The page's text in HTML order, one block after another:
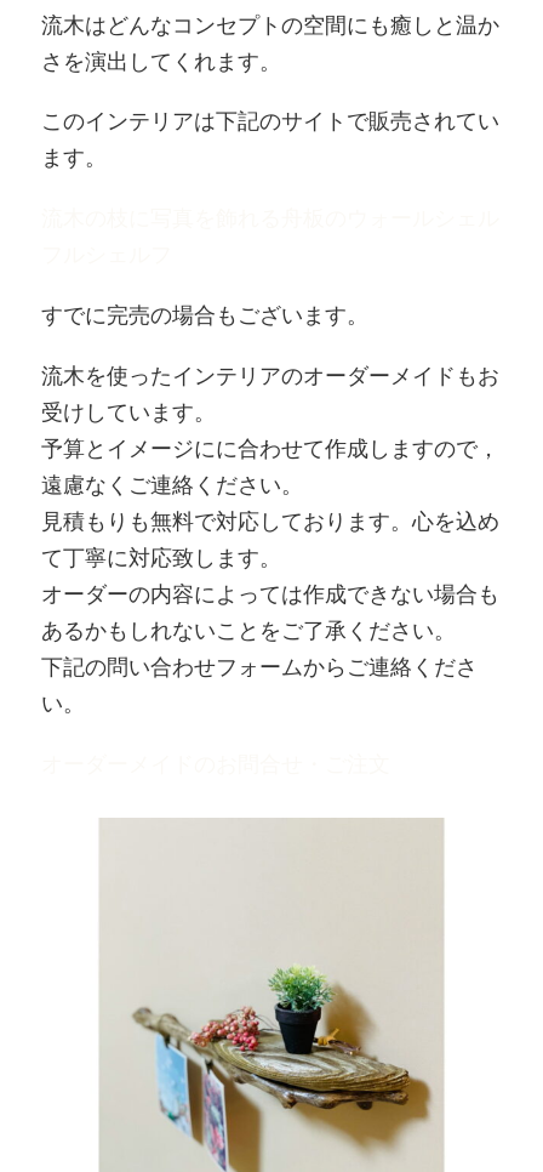
流木はどんなコンセプトの空間にも癒しと温か
さを演出してくれます。
このインテリアは下記のサイトで販売されてい
ます。
すでに完売の場合もございます。
流木を使ったインテリアのオーダーメイドもお
受けしています。
予算とイメージにに合わせて作成しますので，
遠慮なくご連絡ください。
見積もりも無料で対応しております。心を込め
て丁寧に対応致します。
オーダーの内容によっては作成できない場合も
あるかもしれないことをご了承ください。
下記の問い合わせフォームからご連絡くださ
い。